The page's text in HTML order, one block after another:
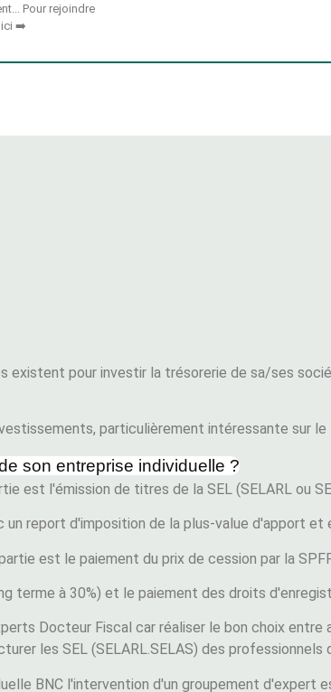
Pour rejoindre
ici ➡️
pour investir la trésorerie de sa/ses
particulièrement intéressante sur le
son entreprise individuelle ?
est l'émission de titres de la SEL (SELARL ou
report d'imposition de la plus-value d'apport
est le paiement du prix de cession par la
terme à 30%) et le paiement des droits
Docteur Fiscal car réaliser le bon choix
les SEL (SELARL.SELAS) des professionnels
BNC l'intervention d'un groupement d'expert